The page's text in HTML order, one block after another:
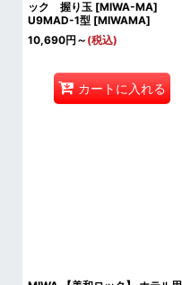
ック 握り玉 [MIWA-MA]
U9MAD-1型 [MIWAMA]
10,690円 ～ (税込)
カートに入れる